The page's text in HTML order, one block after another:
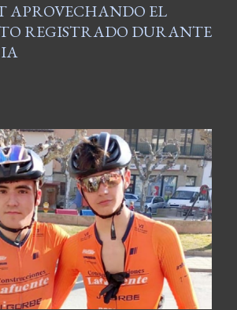
APROVECHANDO EL
REGISTRADO DURANTE